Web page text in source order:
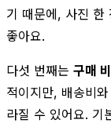
기 때문에, 사진 한
좋아요.
다섯 번째는 구매
적이지만, 배송비
라질 수 있어요.